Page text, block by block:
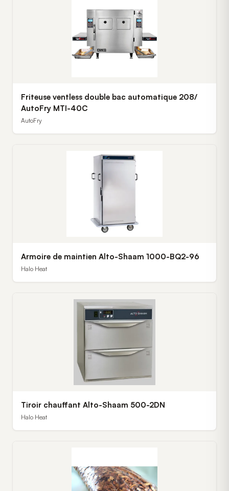
Friteuse ventless double bac automatique 208/
AutoFry MTI-40C
AutoFry
Armoire de maintien Alto-Shaam 1000-BQ2-96
Halo Heat
Tiroir chauffant Alto-Shaam 500-2DN
Halo Heat